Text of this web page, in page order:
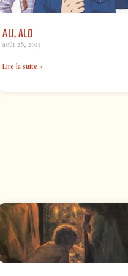
ALI, ALO
août 28, 2023
Lire la suite »